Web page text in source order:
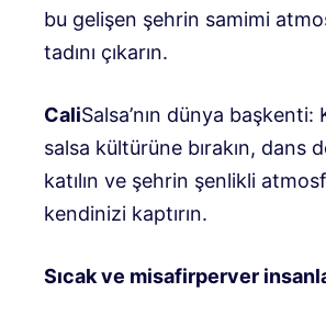
bu gelişen şehrin samimi
tadını çıkarın.
CaliSalsa’nın dünya başkenti:
salsa kültürüne bırakın, dans
katılın ve şehrin şenlikli
kendinizi kaptırın.
Sıcak ve misafirperver